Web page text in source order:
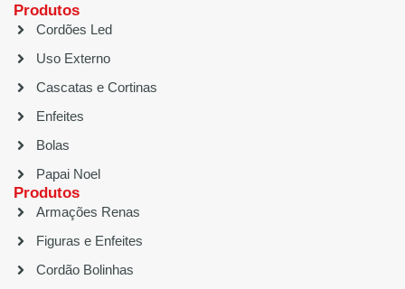
Produtos
Cordões Led
Uso Externo
Cascatas e Cortinas
Enfeites
Bolas
Papai Noel
Produtos
Armações Renas
Figuras e Enfeites
Cordão Bolinhas